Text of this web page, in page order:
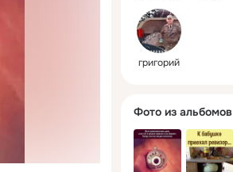
григорий
Фото из альбомов